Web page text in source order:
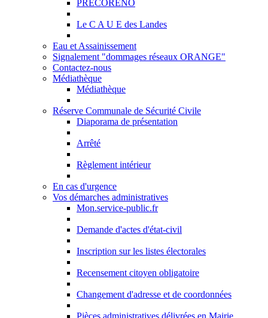
PRECORENO
Le C A U E des Landes
Eau et Assainissement
Signalement "dommages réseaux ORANGE"
Contactez-nous
Médiathèque
Médiathèque
Réserve Communale de Sécurité Civile
Diaporama de présentation
Arrêté
Règlement intérieur
En cas d'urgence
Vos démarches administratives
Mon.service-public.fr
Demande d'actes d'état-civil
Inscription sur les listes électorales
Recensement citoyen obligatoire
Changement d'adresse et de coordonnées
Pièces administratives délivrées en Mairie